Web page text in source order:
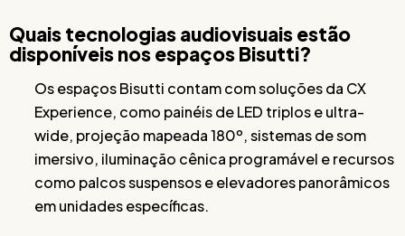
Quais tecnologias audiovisuais estão
disponíveis nos espaços Bisutti?
Os espaços Bisutti contam com soluções da CX
Experience, como painéis de LED triplos e ultra-
wide, projeção mapeada 180º, sistemas de som
imersivo, iluminação cênica programável e recursos
como palcos suspensos e elevadores panorâmicos
em unidades específicas.